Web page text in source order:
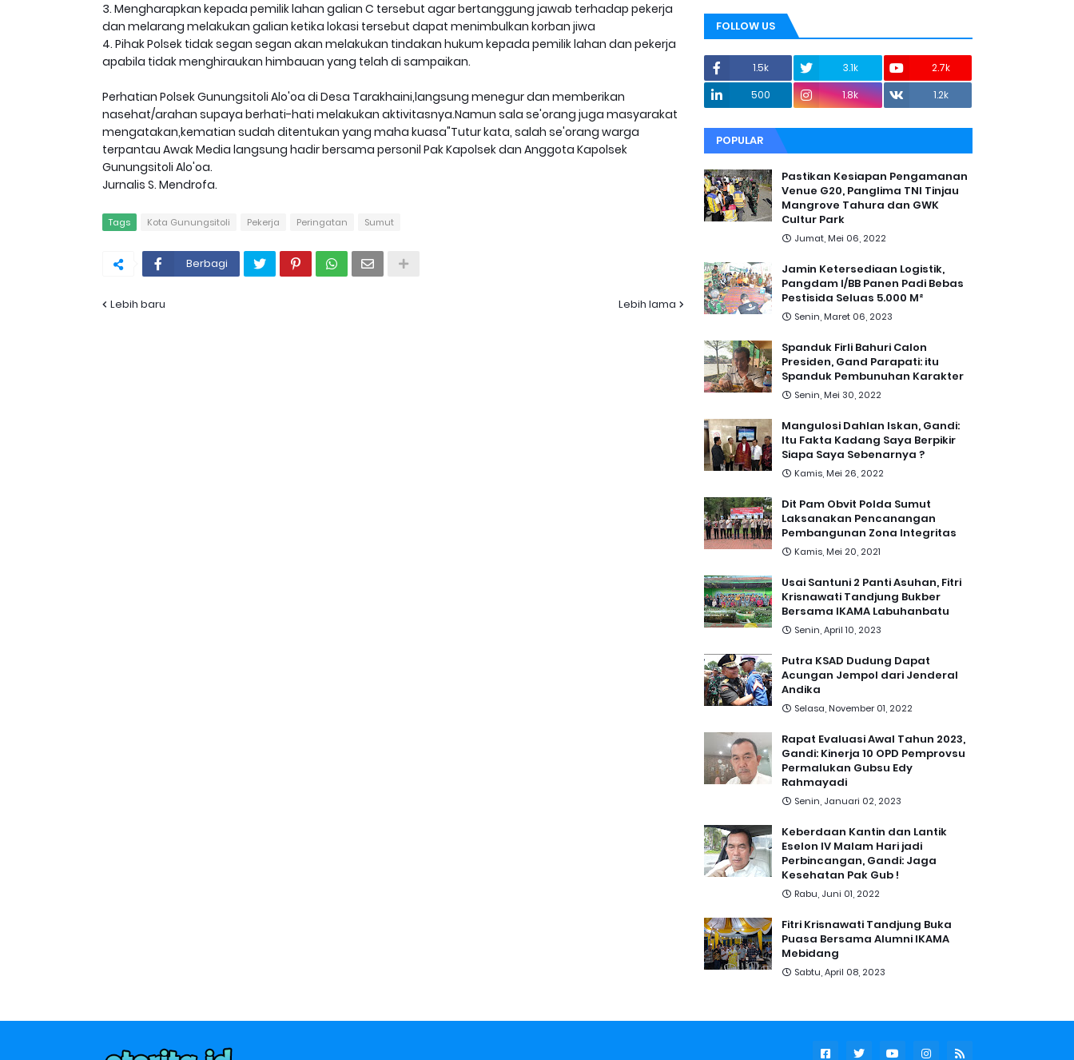
3. Mengharapkan kepada pemilik lahan galian C tersebut agar bertanggung jawab terhadap pekerja
dan melarang melakukan galian ketika lokasi tersebut dapat menimbulkan korban jiwa
4. Pihak Polsek tidak segan segan akan melakukan tindakan hukum kepada pemilik lahan dan pekerja
apabila tidak menghiraukan himbauan yang telah di sampaikan.
Perhatian Polsek Gunungsitoli Alo'oa di Desa Tarakhaini,langsung menegur dan memberikan
nasehat/arahan supaya berhati-hati melakukan aktivitasnya.Namun sala se'orang juga masyarakat
mengatakan,kematian sudah ditentukan yang maha kuasa"Tutur kata, salah se'orang warga
terpantau Awak Media langsung hadir bersama personil Pak Kapolsek dan Anggota Kapolsek
Gunungsitoli Alo'oa.
Jurnalis S. Mendrofa.
Tags Kota Gunungsitoli Pekerja Peringatan Sumut
Berbagi
Lebih baru Lebih lama
FOLLOW US
1.5k 3.1k
2.7k
500
1.8k 1.2k
POPULAR
Pastikan Kesiapan Pengamanan
Venue G20, Panglima TNI Tinjau
Mangrove Tahura dan GWK
Cultur Park
Jumat, Mei 06, 2022
Jamin Ketersediaan Logistik,
Pangdam I/BB Panen Padi Bebas
Pestisida Seluas 5.000 M²
Senin, Maret 06, 2023
Spanduk Firli Bahuri Calon
Presiden, Gand Parapati: itu
Spanduk Pembunuhan Karakter
Senin, Mei 30, 2022
Mangulosi Dahlan Iskan, Gandi:
Itu Fakta Kadang Saya Berpikir
Siapa Saya Sebenarnya ?
Kamis, Mei 26, 2022
Dit Pam Obvit Polda Sumut
Laksanakan Pencanangan
Pembangunan Zona Integritas
Kamis, Mei 20, 2021
Usai Santuni 2 Panti Asuhan, Fitri
Krisnawati Tandjung Bukber
Bersama IKAMA Labuhanbatu
Senin, April 10, 2023
Putra KSAD Dudung Dapat
Acungan Jempol dari Jenderal
Andika
Selasa, November 01, 2022
Rapat Evaluasi Awal Tahun 2023,
Gandi: Kinerja 10 OPD Pemprovsu
Permalukan Gubsu Edy
Rahmayadi
Senin, Januari 02, 2023
Keberdaan Kantin dan Lantik
Eselon IV Malam Hari jadi
Perbincangan, Gandi: Jaga
Kesehatan Pak Gub !
Rabu, Juni 01, 2022
Fitri Krisnawati Tandjung Buka
Puasa Bersama Alumni IKAMA
Mebidang
Sabtu, April 08, 2023